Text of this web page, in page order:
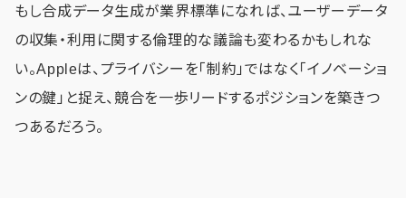
もし合成データ生成が業界標準になれば、ユーザーデータ
の収集・利用に関する倫理的な議論も変わるかもしれな
い。Appleは、プライバシーを「制約」ではなく「イノベーショ
ンの鍵」と捉え、競合を一歩リードするポジションを築きつ
つあるだろう。